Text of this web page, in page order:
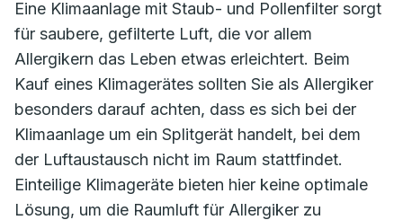
Eine Klimaanlage mit Staub- und Pollenfilter sorgt
für saubere, gefilterte Luft, die vor allem
Allergikern das Leben etwas erleichtert. Beim
Kauf eines Klimagerätes sollten Sie als Allergiker
besonders darauf achten, dass es sich bei der
Klimaanlage um ein Splitgerät handelt, bei dem
der Luftaustausch nicht im Raum stattfindet.
Einteilige Klimageräte bieten hier keine optimale
Lösung, um die Raumluft für Allergiker zu